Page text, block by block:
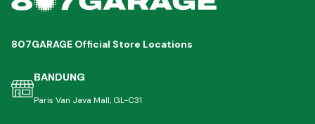
807GARAGE Official Store Locations
BANDUNG
Paris Van Java Mall, GL-C31